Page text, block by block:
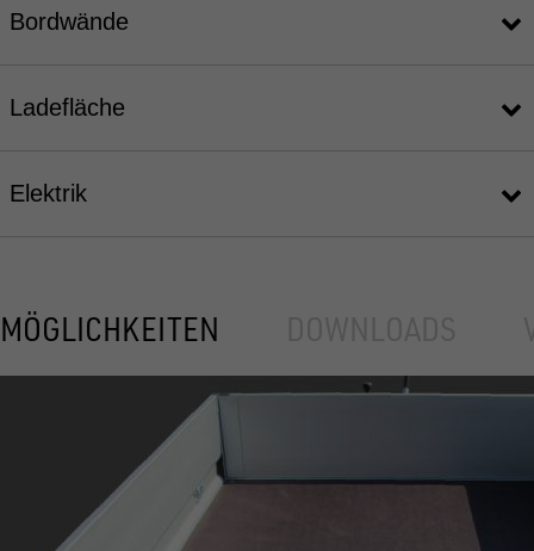
Bordwände
Ladefläche
Elektrik
MÖGLICHKEITEN